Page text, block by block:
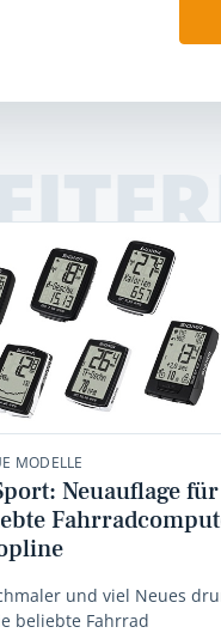
MODELLE
Neuauflage für
und viel Neues
beliebte Fahrrad